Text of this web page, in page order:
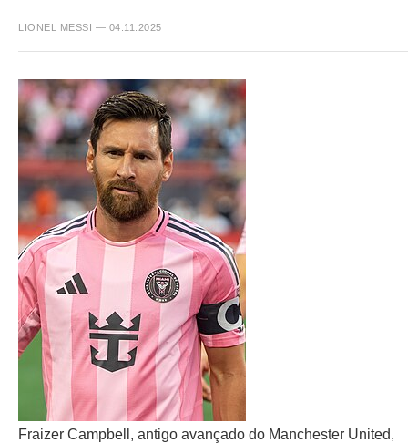
LIONEL MESSI — 04.11.2025
Fraizer Campbell, antigo avançado do Manchester United,